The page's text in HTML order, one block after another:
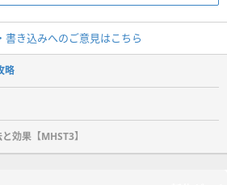
書き込みへのご意見はこちら
略
効果【MHST3】